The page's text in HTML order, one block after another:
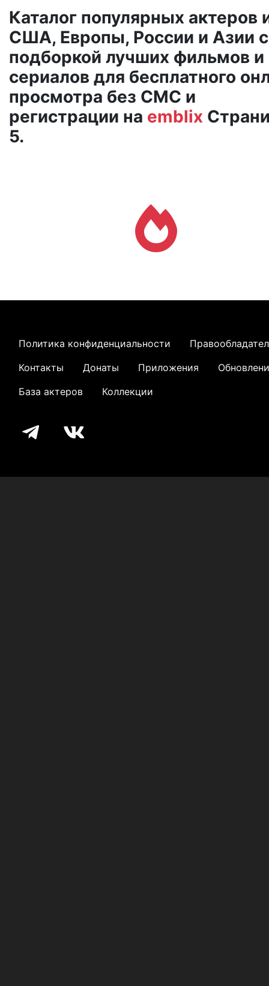
Каталог популярных актеров
США, Европы, России и Азии с
подборкой лучших фильмов и
сериалов для бесплатного
просмотра без СМС и
регистрации на emblix
5.
Политика конфиденциальности
Контакты
Донаты Приложения
База актеров
Коллекции